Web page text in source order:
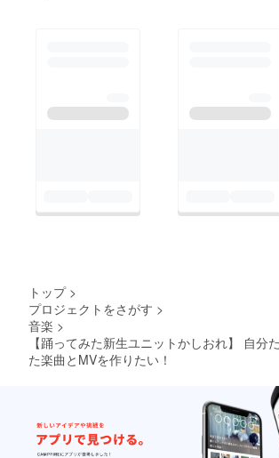
トップ >
プロジェクトをさがす >
音楽 >
【踊ってみた新生ユニットかしおれ】 自分
た楽曲とMVを作りたい！